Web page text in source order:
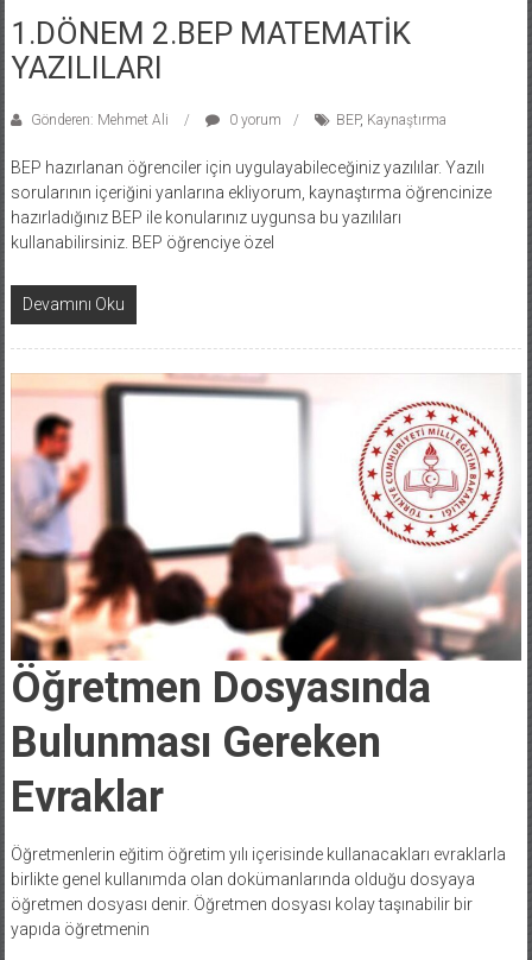
1.DÖNEM 2.BEP MATEMATİK
YAZILILARI
Gönderen: Mehmet Ali 0 yorum BEP, Kaynaştırma
BEP hazırlanan öğrenciler için uygulayabileceğiniz yazılılar. Yazılı
sorularının içeriğini yanlarına ekliyorum, kaynaştırma öğrencinize
hazırladığınız BEP ile konularınız uygunsa bu yazılıları
kullanabilirsiniz. BEP öğrenciye özel
Devamını Oku
Öğretmen Dosyasında
Bulunması Gereken
Evraklar
Öğretmenlerin eğitim öğretim yılı içerisinde kullanacakları evraklarla
birlikte genel kullanımda olan dokümanlarında olduğu dosyaya
öğretmen dosyası denir. Öğretmen dosyası kolay taşınabilir bir
yapıda öğretmenin